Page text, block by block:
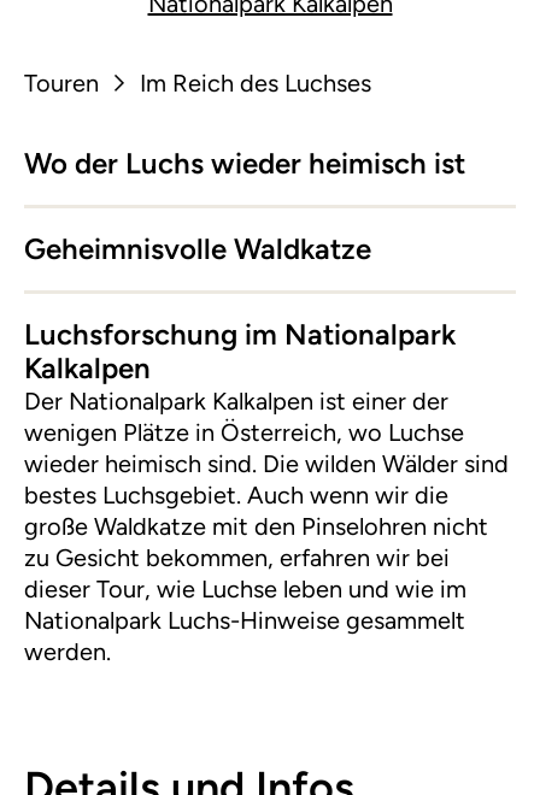
Touren Im Reich des Luchses
Wo der Luchs wieder heimisch ist
Geheimnisvolle Waldkatze
Luchsforschung im Nationalpark
Kalkalpen
Der Nationalpark Kalkalpen ist einer der
wenigen Plätze in Österreich, wo Luchse
wieder heimisch sind. Die wilden Wälder sind
bestes Luchsgebiet. Auch wenn wir die
große Waldkatze mit den Pinselohren nicht
zu Gesicht bekommen, erfahren wir bei
dieser Tour, wie Luchse leben und wie im
Nationalpark Luchs-Hinweise gesammelt
werden.